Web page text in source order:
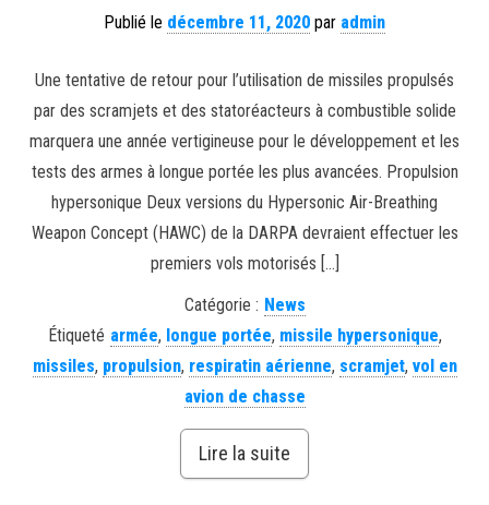
Publié le décembre 11, 2020 par admin
Une tentative de retour pour l’utilisation de missiles propulsés
par des scramjets et des statoréacteurs à combustible solide
marquera une année vertigineuse pour le développement et les
tests des armes à longue portée les plus avancées. Propulsion
hypersonique Deux versions du Hypersonic Air-Breathing
Weapon Concept (HAWC) de la DARPA devraient effectuer les
premiers vols motorisés […]
Catégorie : News
Étiqueté armée, longue portée, missile hypersonique,
missiles, propulsion, respiratin aérienne, scramjet, vol en
avion de chasse
Lire la suite